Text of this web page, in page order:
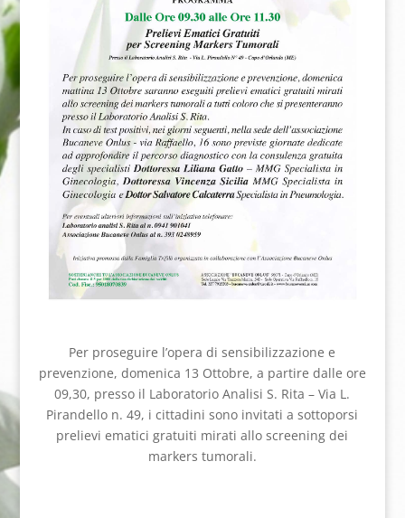
Per proseguire l’opera di sensibilizzazione e
prevenzione, domenica 13 Ottobre, a partire dalle ore
09,30, presso il Laboratorio Analisi S. Rita – Via L.
Pirandello n. 49, i cittadini sono invitati a sottoporsi
prelievi ematici gratuiti mirati allo screening dei
markers tumorali.